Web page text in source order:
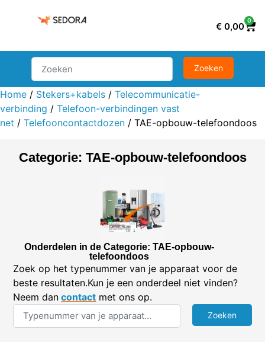
€ 0,00
0
Home / Stekers+kabels / Telecommunicatie-
verbinding / Telefoon-verbindingen vast
net / Telefooncontactdozen / TAE-opbouw-telefoondoos
Categorie: TAE-opbouw-telefoondoos
Onderdelen in de Categorie: TAE-opbouw-
telefoondoos
Zoek op het typenummer van je apparaat voor de
beste resultaten.Kun je een onderdeel niet vinden?
Neem dan contact met ons op.